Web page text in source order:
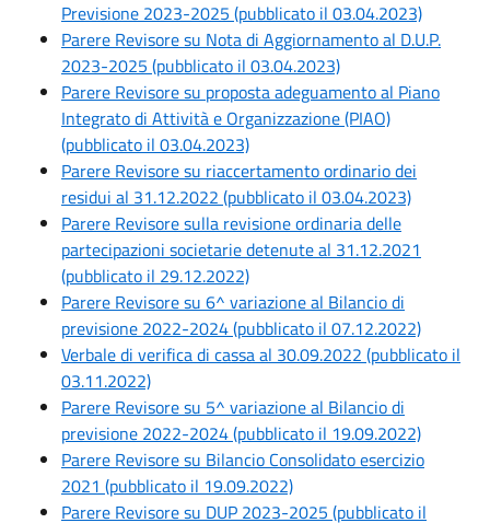
Previsione 2023-2025 (pubblicato il 03.04.2023)
Parere Revisore su Nota di Aggiornamento al D.U.P.
2023-2025 (pubblicato il 03.04.2023)
Parere Revisore su proposta adeguamento al Piano
Integrato di Attività e Organizzazione (PIAO)
(pubblicato il 03.04.2023)
Parere Revisore su riaccertamento ordinario dei
residui al 31.12.2022 (pubblicato il 03.04.2023)
Parere Revisore sulla revisione ordinaria delle
partecipazioni societarie detenute al 31.12.2021
(pubblicato il 29.12.2022)
Parere Revisore su 6^ variazione al Bilancio di
previsione 2022-2024 (pubblicato il 07.12.2022)
Verbale di verifica di cassa al 30.09.2022 (pubblicato il
03.11.2022)
Parere Revisore su 5^ variazione al Bilancio di
previsione 2022-2024 (pubblicato il 19.09.2022)
Parere Revisore su Bilancio Consolidato esercizio
2021 (pubblicato il 19.09.2022)
Parere Revisore su DUP 2023-2025 (pubblicato il